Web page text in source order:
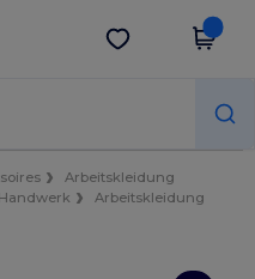
App holen
Arbeitskleidung
Arbeitskleidung